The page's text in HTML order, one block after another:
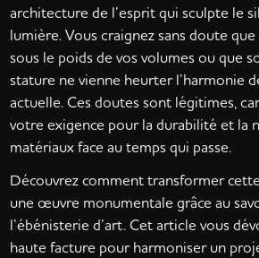
architecture de l’esprit qui sculpte le
lumière. Vous craignez sans doute
sous le poids de vos volumes ou que
stature ne vienne heurter l’harmonie
actuelle. Ces doutes sont légitimes,
votre exigence pour la durabilité et la
matériaux face au temps qui passe.
Découvrez comment transformer
une œuvre monumentale grâce au
l’ébénisterie d’art. Cet article vous
haute facture pour harmoniser un